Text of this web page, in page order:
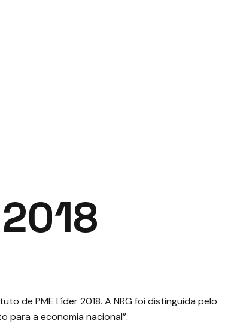
de PME Líder 2018. A NRG foi distinguida pelo
para a economia nacional”.